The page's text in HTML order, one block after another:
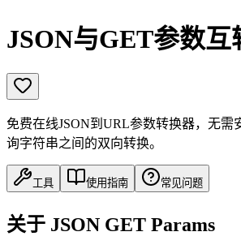
JSON与GET参数互
免费在线JSON到URL参数转换器，无需
询字符串之间的双向转换。
工具 使用指南 常见问题
关于 JSON GET Params